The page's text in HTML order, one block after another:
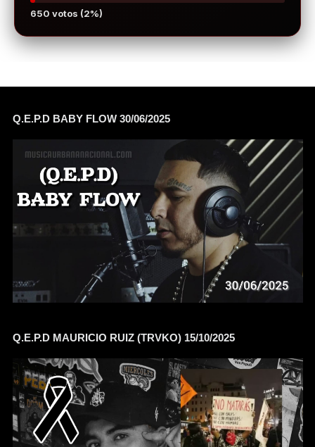
650 votos (2%)
Q.E.P.D BABY FLOW 30/06/2025
Q.E.P.D MAURICIO RUIZ (TRVKO) 15/10/2025